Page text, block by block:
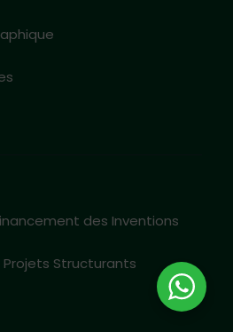
des Inventions
Structurants